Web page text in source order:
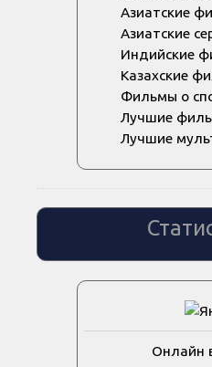
Азиатские
Азиатские
Индийские
Казахские
Фильмы о
Лучшие
Лучшие
Онлайн